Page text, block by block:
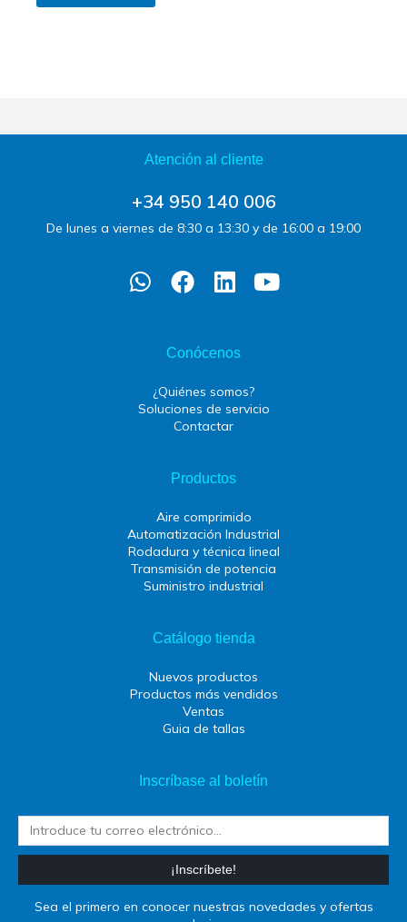
Atención al cliente
+34 950 140 006
De lunes a viernes de 8:30 a 13:30 y de 16:00 a 19:00
Conócenos
¿Quiénes somos?
Soluciones de servicio
Contactar
Productos
Aire comprimido
Automatización Industrial
Rodadura y técnica lineal
Transmisión de potencia
Suministro industrial
Catálogo tienda
Nuevos productos
Productos más vendidos
Ventas
Guia de tallas
Inscríbase al boletín
¡Inscríbete!
Sea el primero en conocer nuestras novedades y ofertas